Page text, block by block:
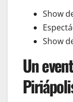
Show
Show
Un